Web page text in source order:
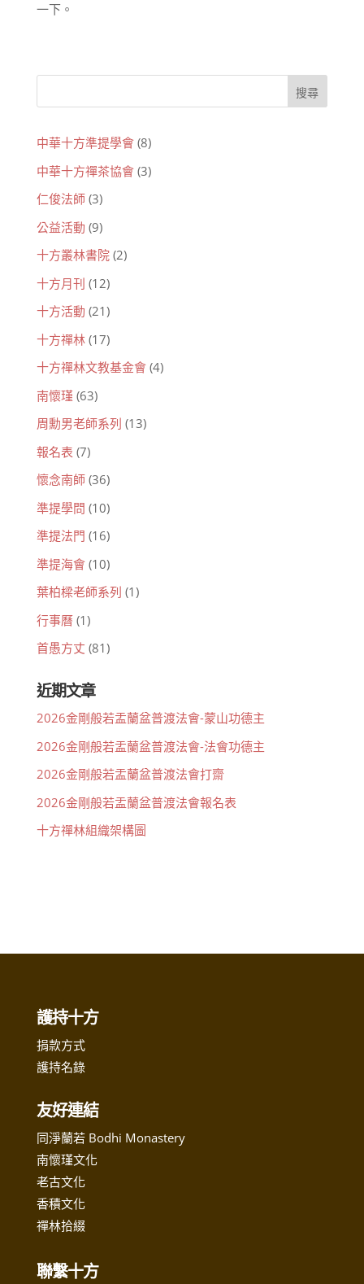
一下。
中華十方準提學會(8)
中華十方禪茶協會(3)
仁俊法師(3)
公益活動 (9)
十方叢林書院(2)
十方月刊 (12)
十方活動 (21)
十方禪林(17)
十方禪林文教基金會(4)
南懷瑾(63)
周勳男老師系列 (13)
報名表 (7)
懷念南師(36)
準提學問 (10)
準提法門 (16)
準提海會(10)
葉柏樑老師系列 (1)
行事曆(1)
首愚方丈 (81)
近期文章
2026金剛般若盂蘭盆普渡法會-蒙山功德主
2026金剛般若盂蘭盆普渡法會-法會功德主
2026金剛般若盂蘭盆普渡法會打齋
2026金剛般若盂蘭盆普渡法會報名表
十方禪林組織架構圖
護持十方
捐款方式
護持名錄
友好連結
同淨蘭若 Bodhi Monastery
南懷瑾文化
老古文化
香積文化
禪林拾綴
聯繫十方